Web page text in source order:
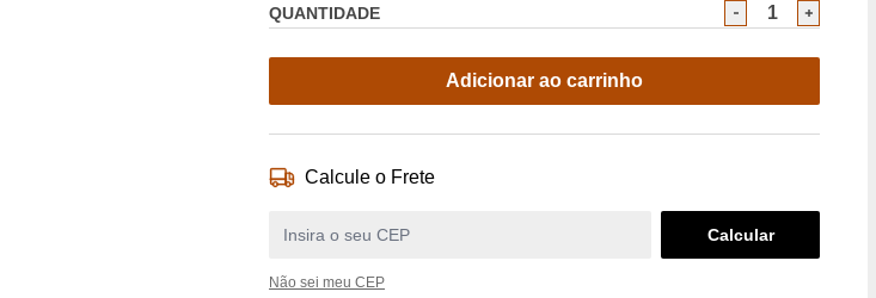
QUANTIDADE
Adicionar ao carrinho
Calcule o Frete
Não sei meu CEP